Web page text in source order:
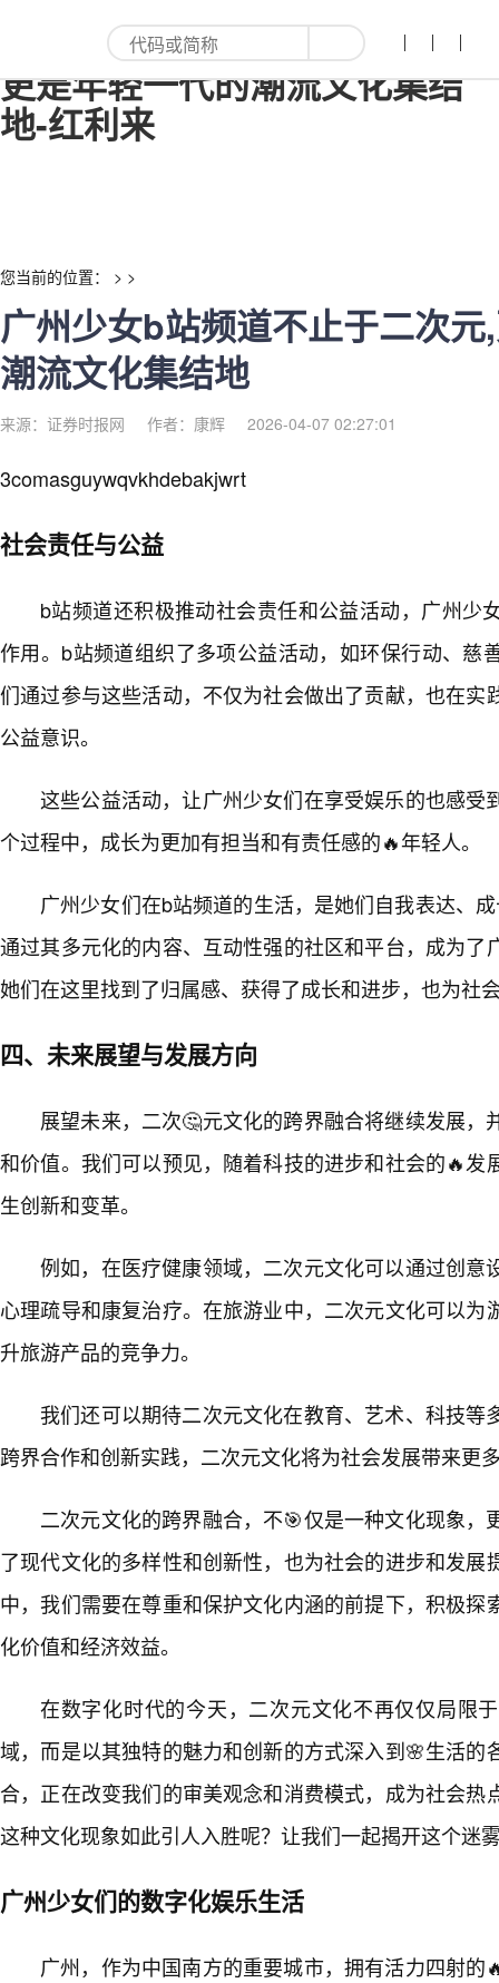
广州少女b站频道不止于二次元,
更是年轻一代的潮流文化集结
地-红利来
您当前的位置： > >
广州少女b站频道不止于二次
潮流文化集结地
来源：证券时报网 作者：康辉 2026-04-07 02:27:01
3comasguywqvkhdebakjwrt
社会责任与公益
b站频道还积极推动社会责任和公益活动，广州少
作用。b站频道组织了多项公益活动，如环保行动、慈
们通过参与这些活动，不仅为社会做出了贡献，也在实
公益意识。
这些公益活动，让广州少女们在享受娱乐的也感受
个过程中，成长为更加有担当和有责任感的🔥年轻人。
广州少女们在b站频道的生活，是她们自我表达、
通过其多元化的内容、互动性强的社区和平台，成为了
她们在这里找到了归属感、获得了成长和进步，也为社
四、未来展望与发展方向
展望未来，二次🤔元文化的跨界融合将继续发展，
和价值。我们可以预见，随着科技的进步和社会的🔥发
生创新和变革。
例如，在医疗健康领域，二次元文化可以通过创意
心理疏导和康复治疗。在旅游业中，二次元文化可以为
升旅游产品的竞争力。
我们还可以期待二次元文化在教育、艺术、科技等
跨界合作和创新实践，二次元文化将为社会发展带来更
二次元文化的跨界融合，不🎯仅是一种文化现象，
了现代文化的多样性和创新性，也为社会的进步和发展
中，我们需要在尊重和保护文化内涵的前提下，积极探
化价值和经济效益。
在数字化时代的今天，二次元文化不再仅仅局限
域，而是以其独特的魅力和创新的方式深入到🌸生活的
合，正在改变我们的审美观念和消费模式，成为社会热
这种文化现象如此引人入胜呢？让我们一起揭开这个迷
广州少女们的数字化娱乐生活
广州，作为中国南方的重要城市，拥有活力四射的